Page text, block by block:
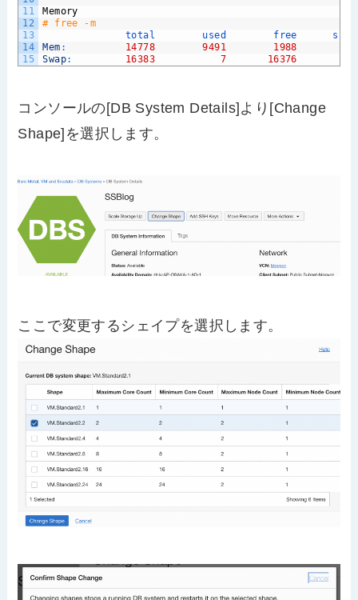
11
12
13
14
15
Memory
# free -m
total used free
Mem : 14778 9491
1988
Swap: 16383 7 16376
コンソールの[DB System Details]より[Change
Shape]を選択します。
ここで変更するシェイプを選択します。